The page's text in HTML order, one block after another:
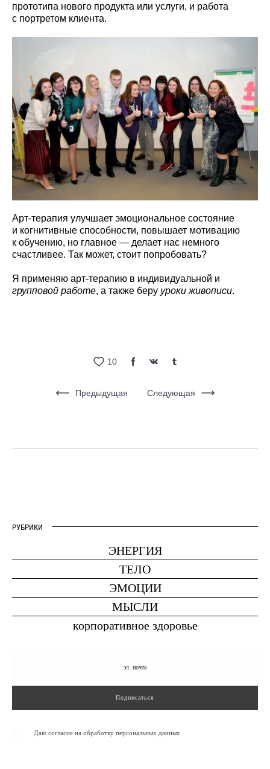
прототипа нового продукта или услуги, и работа
с портретом клиента.
Арт-терапия улучшает эмоциональное состояние
и когнитивные способности, повышает мотивацию
к обучению, но главное — делает нас немного
счастливее. Так может, стоит попробовать?
Я применяю арт-терапию в индивидуальной и
групповой работе, а также беру уроки живописи.
10
Предыдущая Следующая
РУБРИКИ
ЭНЕРГИЯ
ТЕЛО
ЭМОЦИИ
МЫСЛИ
корпоративное здоровье
Подписаться
Даю согласие на обработку персональных данных